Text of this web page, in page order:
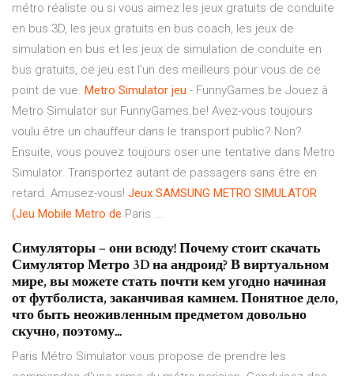
métro réaliste ou si vous aimez les jeux gratuits de conduite
en bus 3D, les jeux gratuits en bus coach, les jeux de
simulation en bus et les jeux de simulation de conduite en
bus gratuits, ce jeu est l'un des meilleurs pour vous de ce
point de vue. Metro Simulator jeu - FunnyGames.be Jouez à
Metro Simulator sur FunnyGames.be! Avez-vous toujours
voulu être un chauffeur dans le transport public? Non?
Ensuite, vous pouvez toujours oser une tentative dans Metro
Simulator. Transportez autant de passagers sans être en
retard. Amusez-vous! Jeux SAMSUNG METRO SIMULATOR
(Jeu Mobile Metro de Paris ...
Симуляторы – они всюду! Почему стоит скачать
Симулятор Метро 3D на андроид? В виртуальном
мире, вы можете стать почти кем угодно начиная
от футболиста, заканчивая камнем. Понятное дело,
что быть неоживленным предметом довольно
скучно, поэтому...
Paris Métro Simulator vous propose de prendre les